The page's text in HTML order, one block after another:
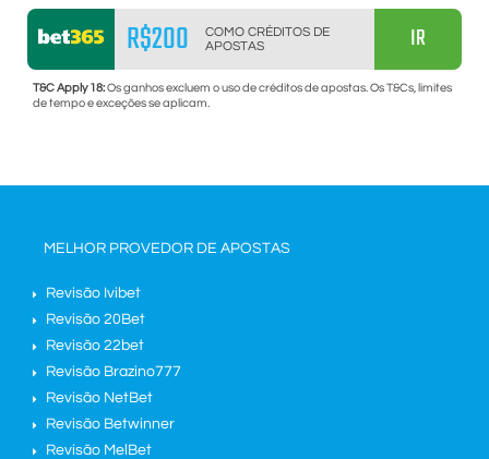
R$200
COMO CRÉDITOS DE
APOSTAS
IR
T&C Apply 18:Os ganhos excluem o uso de créditos de apostas. Os T&Cs, limites
de tempo e exceções se aplicam.
MELHOR PROVEDOR DE APOSTAS
Revisão Ivibet
Revisão 20Bet
Revisão 22bet
Revisão Brazino777
Revisão NetBet
Revisão Betwinner
Revisão MelBet